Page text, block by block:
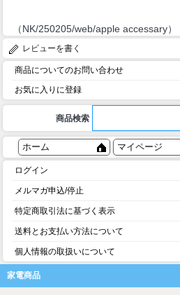
（NK/250205/web/apple accessary）
レビューを書く
商品についてのお問い合わせ
お気に入りに登録
商品検索
ホーム マイページ
ログイン
メルマガ申込/停止
特定商取引法に基づく表示
送料とお支払い方法について
個人情報の取扱いについて
家電商品